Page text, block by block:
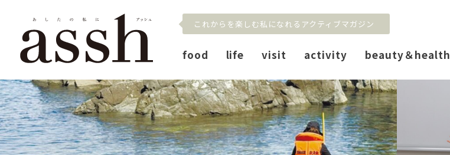
これからを楽しむ私になれるアクティブマガジン
food life visit activity beauty＆health